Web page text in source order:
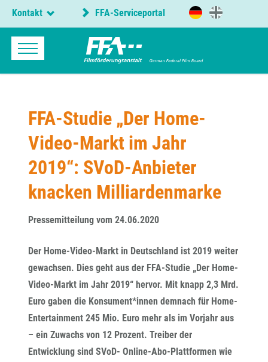
Kontakt FFA-Serviceportal
FFA-Studie „Der Home-
Video-Markt im Jahr
2019“: SVoD-Anbieter
knacken Milliardenmarke
Pressemitteilung vom 24.06.2020
Der Home-Video-Markt in Deutschland ist 2019 weiter
gewachsen. Dies geht aus der FFA-Studie „Der Home-
Video-Markt im Jahr 2019“ hervor. Mit knapp 2,3 Mrd.
Euro gaben die Konsument*innen demnach für Home-
Entertainment 245 Mio. Euro mehr als im Vorjahr aus
– ein Zuwachs von 12 Prozent. Treiber der
Entwicklung sind SVoD- Online-Abo-Plattformen wie